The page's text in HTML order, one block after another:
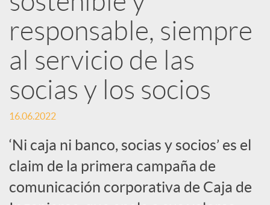
r
d
e
c
o
responsable, siempre
al servicio de las
socias y los socios
16.06.2022
‘Ni caja ni banco, socias y socios’ es el
claim de la primera campaña de
comunicación corporativa de Caja de